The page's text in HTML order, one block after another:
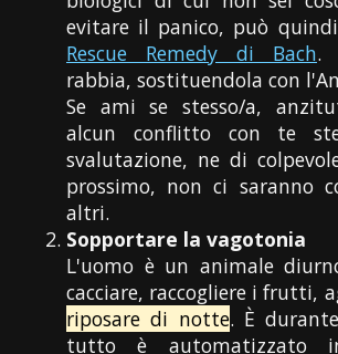
evitare il panico, può
Rescue Remedy di Bach.
rabbia, sostituendola con
Se ami se stesso/a,
alcun conflitto con te
svalutazione, ne di
prossimo, non ci saranno
altri.
Sopportare la vagotonia
L'uomo è un animale
cacciare, raccogliere i frutti,
riposare di notte. È
tutto è automatizzato